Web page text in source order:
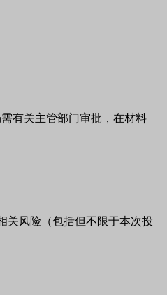
有关主管部门审批，在材料
关风险（包括但不限于本次投